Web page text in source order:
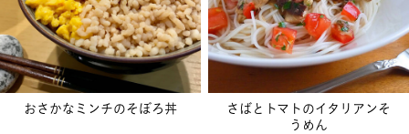
おさかなミンチのそぼろ丼
さばとトマトのイタリアンそ
うめん